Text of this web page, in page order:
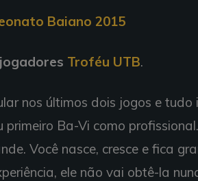
Baiano 2015
Troféu UTB.
nos últimos dois jogos e tudo
primeiro Ba-Vi como
Você nasce, cresce e fica
ele não vai obtê-la